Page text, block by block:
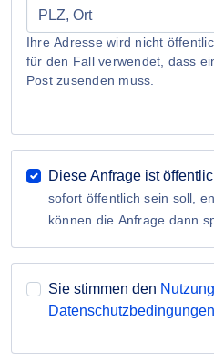
Ihre Adresse wird nicht
für den Fall verwendet, dass
Post zusenden muss.
Diese Anfrage ist
sofort öffentlich sein soll,
können die Anfrage dann
Sie stimmen den
Datenschutzbedingungen